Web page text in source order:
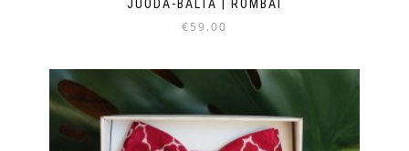
JUODA-BALTA | ROMBAI
€59.00